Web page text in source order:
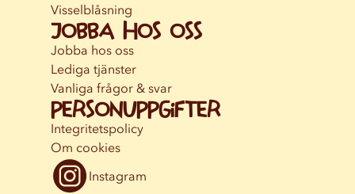
Visselblåsning
Jobba hos oss
Jobba hos oss
Lediga tjänster
Vanliga frågor & svar
Personuppgifter
Integritetspolicy
Om cookies
Instagram